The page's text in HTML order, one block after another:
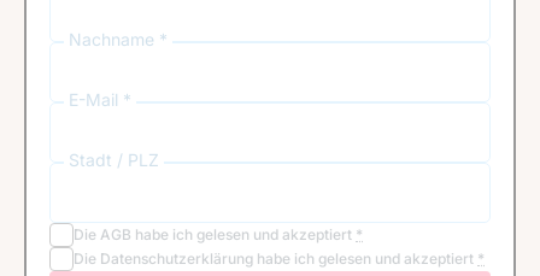
Nachname *
E-Mail *
Stadt / PLZ
Die AGB habe ich gelesen und akzeptiert *
Die Datenschutzerklärung habe ich gelesen und akzeptiert *